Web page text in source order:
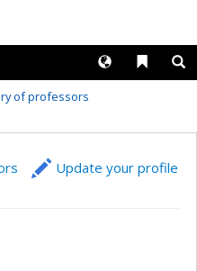
Liens
Langues
of professors
Update your profile